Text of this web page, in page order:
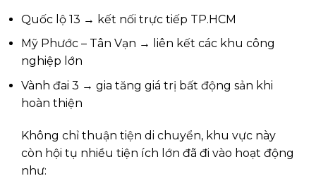
Quốc lộ 13 → kết nối trực tiếp TP.HCM
Mỹ Phước – Tân Vạn → liên kết các khu công
nghiệp lớn
Vành đai 3 → gia tăng giá trị bất động sản khi
hoàn thiện
Không chỉ thuận tiện di chuyển, khu vực này
còn hội tụ nhiều tiện ích lớn đã đi vào hoạt động
như: